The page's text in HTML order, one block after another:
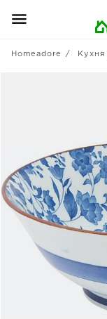
Homeadore Кухня